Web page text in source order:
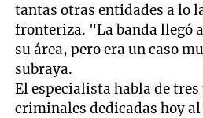
tantas otras entidades a lo
fronteriza. "La banda llegó
su área, pero era un caso
subraya.
El especialista habla de
criminales dedicadas hoy